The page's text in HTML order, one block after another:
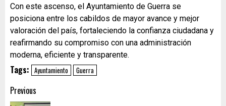
Con este ascenso, el Ayuntamiento de Guerra se
posiciona entre los cabildos de mayor avance y mejor
valoración del país, fortaleciendo la confianza ciudadana y
reafirmando su compromiso con una administración
moderna, eficiente y transparente.
Tags: Ayuntamiento Guerra
Previous